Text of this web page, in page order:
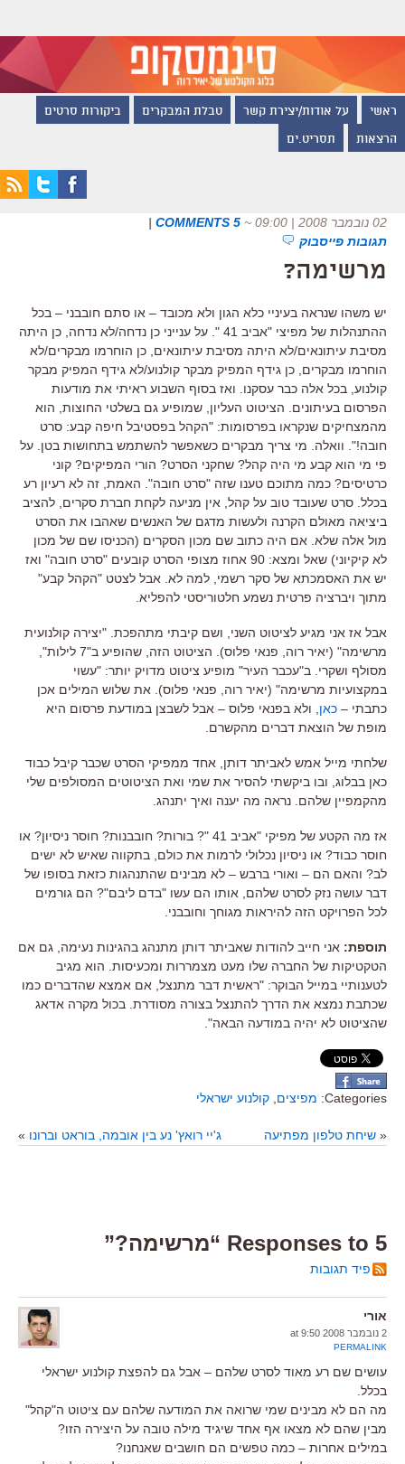
ראשי על אודות/יצירת קשר טבלת המבקרים ביקורות סרטים
הרצאות תסריט.ים
02 נובמבר 2008 | 09:00 ~
5 COMMENTS
|
תגובות פייסבוק
מרשימה?
יש משהו שנראה בעיניי כלא הגון ולא מכובד – או סתם חובבני – בכל
ההתנהלות של מפיצי "אביב 41 ". על ענייני כן נדחה/לא נדחה, כן היתה
מסיבת עיתונאים/לא היתה מסיבת עיתונאים, כן הוחרמו מבקרים/לא
הוחרמו מבקרים, כן גידף המפיק מבקר קולנוע/לא גידף המפיק מבקר
קולנוע, בכל אלה כבר עסקנו. ואז בסוף השבוע ראיתי את מודעות
הפרסום בעיתונים. הציטוט העליון, שמופיע גם בשלטי החוצות, הוא
מהמצחיקים שנקראו בפרסומות: "הקהל בפסטיבל חיפה קבע: סרט
חובה!". וואלה. מי צריך מבקרים כשאפשר להשתמש בתחושות בטן. על
פי מי הוא קבע מי היה קהל? שחקני הסרט? הורי המפיקים? קוני
כרטיסים? כמה מתוכם טענו שזה "סרט חובה". האמת, זה לא רעיון רע
בכלל. סרט שעובד טוב על קהל, אין מניעה לקחת חברת סקרים, להציב
ביציאה מאולם הקרנה ולעשות מדגם של האנשים שאהבו את הסרט
מול אלה שלא. אם היה כתוב שם מכון הסקרים (הכניסו שם של מכון
לא קיקיוני) שאל ומצא: 90 אחוז מצופי הסרט קובעים "סרט חובה" ואז
יש את האסמכתא של סקר רשמי, למה לא. אבל לצטט "הקהל קבע"
מתוך ויברציה פרטית נשמע חלטוריסטי להפליא.
אבל אז אני מגיע לציטוט השני, ושם קיבתי מתהפכת. "יצירה קולנועית
מרשימה" (יאיר רוה, פנאי פלוס). הציטוט הזה, שהופיע ב"7 לילות",
מסולף ושקרי. ב"עכבר העיר" מופיע ציטוט מדויק יותר: "עשוי
במקצועיות מרשימה" (יאיר רוה, פנאי פלוס). את שלוש המילים אכן
כתבתי – כאן , ולא בפנאי פלוס – אבל לשבצן במודעת פרסום היא
מופת של הוצאת דברים מהקשרם.
שלחתי מייל אמש לאביתר דותן, אחד ממפיקי הסרט שכבר קיבל כבוד
כאן בבלוג, ובו ביקשתי להסיר את שמי ואת הציטוטים המסולפים שלי
מהקמפיין שלהם. נראה מה יענה ואיך יתנהג.
אז מה הקטע של מפיקי "אביב 41 "? בורות? חובבנות? חוסר ניסיון? או
חוסר כבוד? או ניסיון נכלולי לרמות את כולם, בתקווה שאיש לא ישים
לב? והאם הם – ואורי ברבש – לא מבינים שהתנהגות כזאת בסופו של
דבר עושה נזק לסרט שלהם, אותו הם עשו "בדם ליבם"? הם גורמים
לכל הפרויקט הזה להיראות מגוחך וחובבני.
תוספת: אני חייב להודות שאביתר דותן מתנהג בהגינות נעימה, גם אם
הטקטיקות של החברה שלו מעט מצמררות ומכעיסות. הוא מגיב
לטענותיי במייל הבוקר: "ראשית דבר מתנצל, אם אמצא שהדברים כמו
שכתבת נמצא את הדרך להתנצל בצורה מסודרת. בכול מקרה אדאג
שהציטוט לא יהיה במודעה הבאה".
Categories: מפיצים קולנוע ישראלי
« שיחת טלפון מפתיעה ג'יי רואץ' נע בין אובמה, בוראט וברונו »
5 Responses to “מרשימה?”
פיד תגובות
אורי
2 נובמבר 2008 at 9:50
PERMALINK
עושים שם רע מאוד לסרט שלהם – אבל גם להפצת קולנוע ישראלי
בכלל.
מה הם לא מבינים שמי שרואה את המודעה שלהם עם ציטוט ה"קהל"
מבין שהם לא מצאו אף אחד שיגיד מילה טובה על היצירה הזו?
במילים אחרות – כמה טפשים הם חושבים שאנחנו?